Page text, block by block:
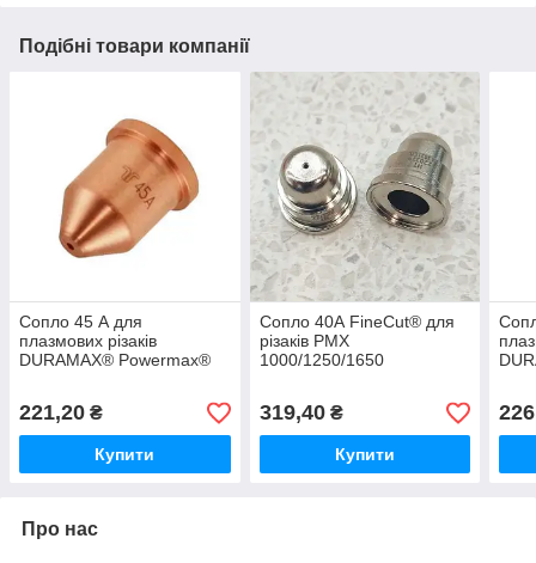
Подібні товари компанії
Сопло 45 А для
плазмових різаків
DURAMAX® Powermax®
221,20 ₴
Купити
Сопло 40А FineCut® для
різаків PMX
1000/1250/1650
319,40₴
Купити
Про нас